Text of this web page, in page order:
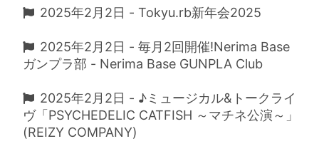
2025年2月2日 - Tokyu.rb新年会2025
2025年2月2日 - 毎月2回開催!Nerima Base
ガンプラ部 - Nerima Base GUNPLA Club
2025年2月2日 - ♪ミュージカル&トークライ
ヴ「PSYCHEDELIC CATFISH ～マチネ公演～」
(REIZY COMPANY)